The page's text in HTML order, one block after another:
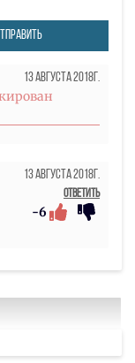
13 Августа 2018г.
13 Августа 2018г.
Ответить
-6